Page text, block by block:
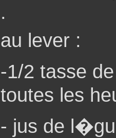
.
au lever :
-1/2 tasse
toutes les
- jus de